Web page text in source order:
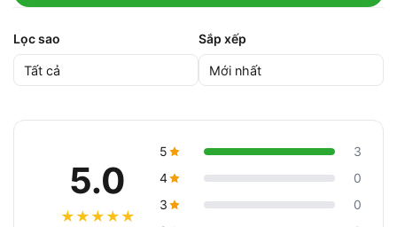
Lọc sao Sắp xếp
5.0
★ ★ ★ ★ ★
5
3
4
0
3
0